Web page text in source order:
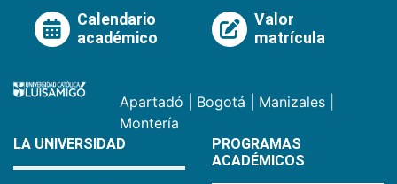
Calendario
académico
Valor
matrícula
Apartadó Bogotá Manizales
Montería
LA UNIVERSIDAD
PROGRAMAS
ACADÉMICOS